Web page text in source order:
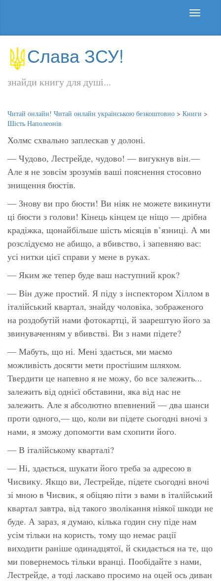
Слава ЗСУ!
знайди книгу для душі...
Читай онлайн! Читай онлайн українською безкоштовно > Книги >
Шість Наполеонів
Холмс схвально заплескав у долоні.
— Чудово, Лестрейде, чудово! — вигукнув він.—
Але я не зовсім зрозумів ваші пояснення стосовно
знищення бюстів.
— Знову ви про бюсти! Ви ніяк не можете викинути
ці бюсти з голови! Кінець кінцем це ніщо — дрібна
крадіжка, щонайбільше шість місяців в’язниці. А ми
розслідуємо не абищо, а вбивство, і запевняю вас:
усі нитки цієї справи у мене в руках.
— Яким же тепер буде ваш наступний крок?
— Він дуже простий. Я піду з інспектором Хіллом в
італійський квартал, знайду чоловіка, зображеного
на роздобутій нами фотокартці, й заарештую його за
звинуваченням у вбивстві. Ви з нами підете?
— Мабуть, що ні. Мені здається, ми маємо
можливість досягти мети простішим шляхом.
Твердити це напевно я не можу, бо все залежить...
залежить від однієї обставини, яка від нас не
залежить. Але я абсолютно впевнений — два шанси
проти одного,— що, коли ви підете сьогодні вночі з
нами, я зможу допомогти вам схопити його.
— В італійському кварталі?
— Ні, здається, шукати його треба за адресою в
Чисвику. Якщо ви, Лестрейде, підете сьогодні вночі
зі мною в Чисвик, я обіцяю піти з вами в італійський
квартал завтра, від такого зволікання ніякої шкоди не
буде. А зараз, я думаю, кілька годин сну піде нам
усім тільки на користь, тому що немає рації
виходити раніше одинадцятої, й скидається на те, що
ми повернемось тільки вранці. Пообідайте з нами,
Лестрейде, а тоді ласкаво просимо на оцей ось диван